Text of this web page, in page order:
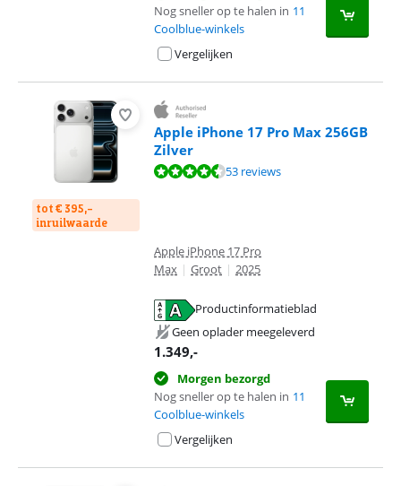
Nog sneller op te halen in 11
Coolblue-winkels
Vergelijken
tot € 395,-
inruilwaarde
Apple iPhone 17 Pro Max 256GB
Zilver
Beoordeling is 9,1 van de 10, gebaseerd op 53 reviews.
53 reviews
Apple iPhone 17 Pro
Max | Groot | 2025
Productinformatieblad
Geen oplader meegeleverd
1.349,-
Morgen bezorgd
Nog sneller op te halen in 11
Coolblue-winkels
Vergelijken